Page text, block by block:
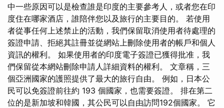
中一些原因可以是檢查誰是印度的主要參考人，或者您在印
度住在哪家酒店，誰陪伴您以及旅行的主要目的。 若使用
者從事任何上述禁止的活動，我們保留取消使用者待處理的
簽證申請、拒絕其註冊並從網站上刪除使用者的帳戶和個人
資訊的權利。 如果使用者的印度電子簽證已獲得批准，我
們保留從本網站刪除申請人詳細資料的權利。 文章稱，三
個亞洲國家的護照提供了最大的旅行自由。 例如，日本公
民可以免簽證前往約 193 個國家，也需要簽證。 排在第二
位的是新加坡和韓國，其公民可以自由訪問192個國家。 它